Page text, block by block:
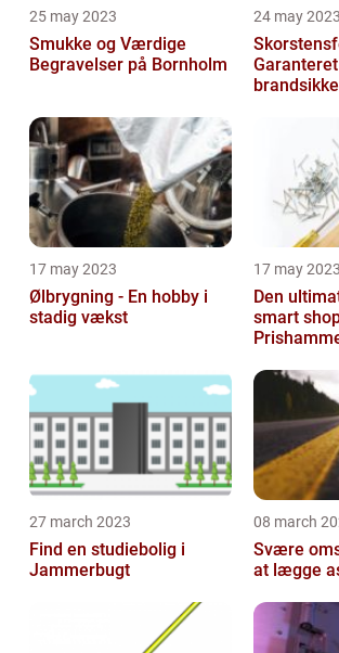
25 may 2023
Smukke og Værdige
Begravelser på Bornholm
24 may 2023
Garanteret
17 may 2023
Ølbrygning - En hobby i
stadig vækst
17 may 2023
Den
smart
27 march 2023
Find en studiebolig i
Jammerbugt
08 march
Svære
at lægge